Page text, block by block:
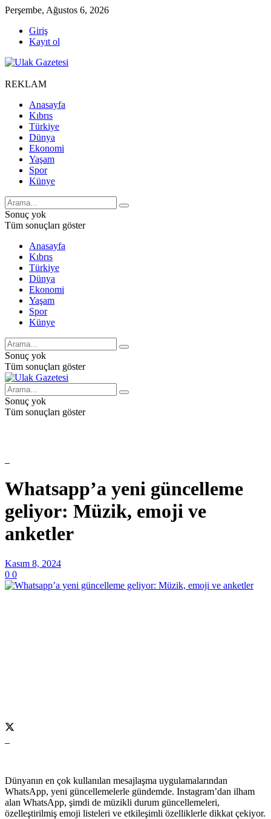
Perşembe, Ağustos 6, 2026
Giriş
Kayıt ol
REKLAM
Anasayfa
Kıbrıs
Türkiye
Dünya
Ekonomi
Yaşam
Spor
Künye
Sonuç yok
Tüm sonuçları göster
Anasayfa
Kıbrıs
Türkiye
Dünya
Ekonomi
Yaşam
Spor
Künye
Sonuç yok
Tüm sonuçları göster
Sonuç yok
Tüm sonuçları göster
Whatsapp’a yeni güncelleme
geliyor: Müzik, emoji ve
anketler
Kasım 8, 2024
0 0
Dünyanın en çok kullanılan mesajlaşma uygulamalarından
WhatsApp, yeni güncellemelerle gündemde. Instagram’dan ilham
alan WhatsApp, şimdi de müzikli durum güncellemeleri,
özelleştirilmiş emoji listeleri ve etkileşimli özelliklerle dikkat çekiyor.